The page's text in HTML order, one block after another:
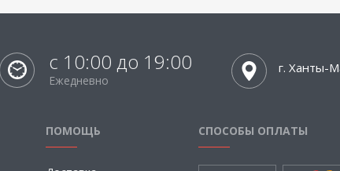
с 10:00 до 19:00
Ежедневно
г. Ханты-
ПОМОЩЬ СПОСОБЫ ОПЛАТЫ